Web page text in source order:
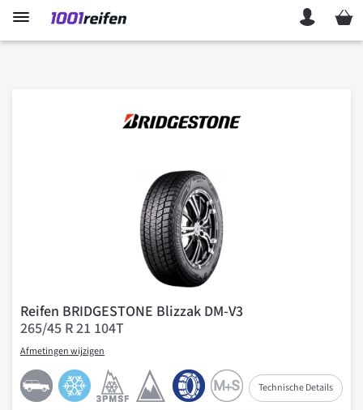
Mein
Reifen BRIDGESTONE Blizzak DM-V3
265/45 R 21 104T
Afmetingen wijzigen
Technische Details